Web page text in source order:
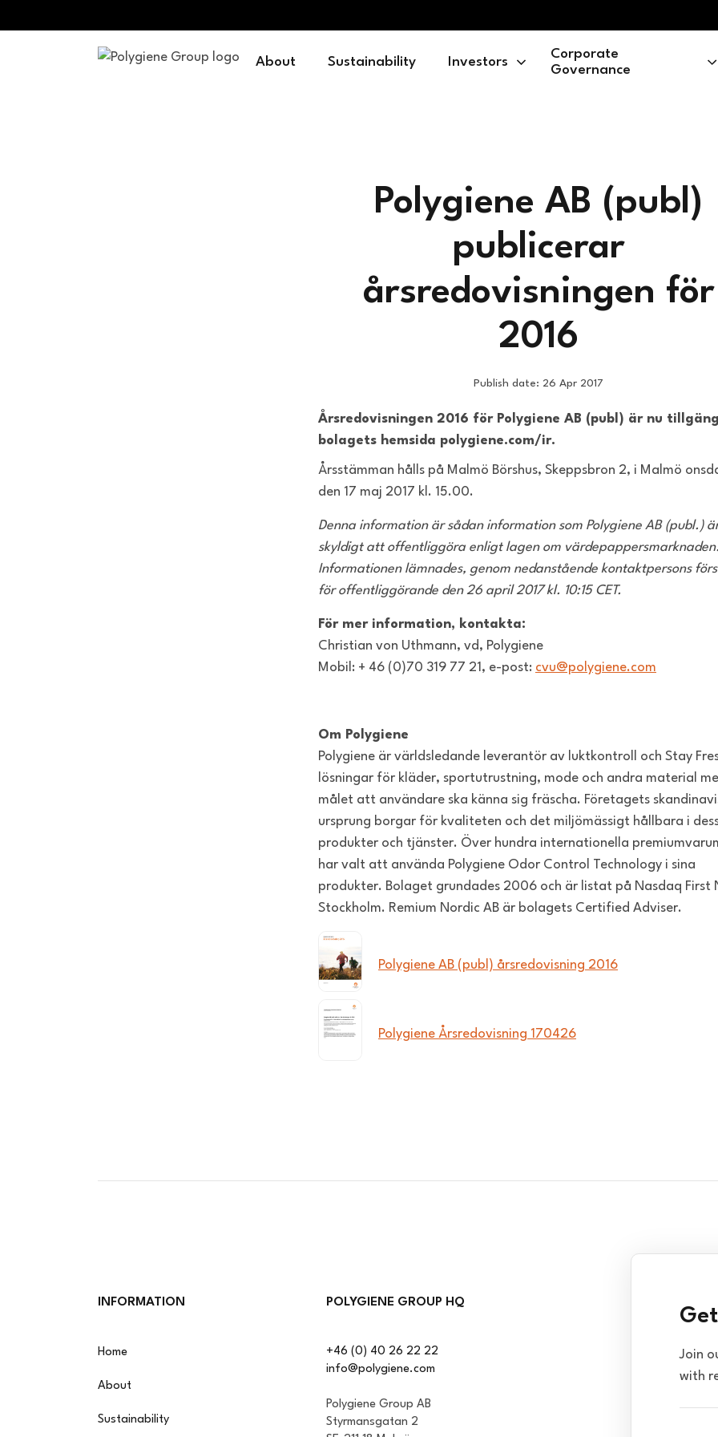
About Sustainability Investors
Corporate
Governance
Polygiene AB (publ)
publicerar
årsredovisningen för
2016
Publish date: 26 Apr 2017
Årsredovisningen 2016 för Polygiene AB (publ) är nu
bolagets hemsida polygiene.com/ir.
Årsstämman hålls på Malmö Börshus, Skeppsbron 2, i Malmö
den 17 maj 2017 kl. 15.00.
Denna information är sådan information som Polygiene AB (publ.)
skyldigt att offentliggöra enligt lagen om värdepappers­marknaden.
Informationen lämnades, genom nedanstående kontaktpersons
för offentliggörande den 26 april 2017 kl. 10:15 CET.
För mer information, kontakta:
Christian von Uthmann, vd, Polygiene
Mobil: + 46 (0)70 319 77 21, e-post: cvu@polygiene.com
Om Polygiene
Polygiene är världsledande leverantör av luktkontroll och Stay
lösningar för kläder, sportutrustning, mode och andra material
målet att användare ska känna sig fräscha. Företagets
ursprung borgar för kvaliteten och det miljömässigt hållbara i
produkter och tjänster. Över hundra internationella
har valt att använda Polygiene Odor Control Technology i sina
produkter. Bolaget grundades 2006 och är listat på Nasdaq First
Stockholm. Remium Nordic AB är bolagets Certified Adviser.
Polygiene AB (publ) årsredovisning 2016
Polygiene Årsredovisning 170426
INFORMATION
Home
About
Sustainability
POLYGIENE GROUP HQ
+46 (0) 40 26 22 22
info@polygiene.com
Polygiene Group AB
Styrmansgatan 2
Join
with